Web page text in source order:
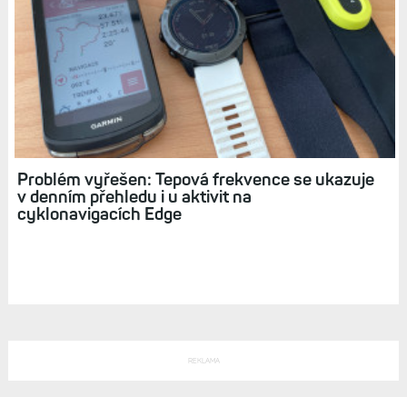
Plavání s hrudním pásem HRM-Pro: Postřehy
a srovnání s optickým snímačem